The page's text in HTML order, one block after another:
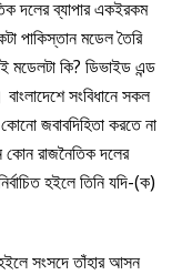
দলের ব্যাপার একইরকম
পাকিস্তান মডেল তৈরি
মডেলটা কি? ডিভাইড এন্ড
সংবিধানে সকল
জবাবদিহিতা করতে না
কোন রাজনৈতিক দলের
হইলে তিনি যদি-(ক)
সংসদে তাঁহার আসন